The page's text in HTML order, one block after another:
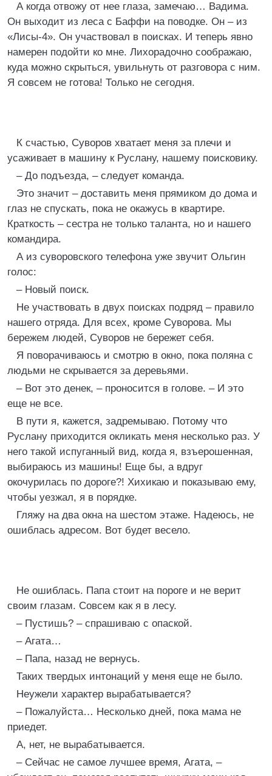
А когда отвожу от нее глаза, замечаю… Вадима.
Он выходит из леса с Баффи на поводке. Он – из
«Лисы-4». Он участвовал в поисках. И теперь явно
намерен подойти ко мне. Лихорадочно соображаю,
куда можно скрыться, увильнуть от разговора с ним.
Я совсем не готова! Только не сегодня.
К счастью, Суворов хватает меня за плечи и
усаживает в машину к Руслану, нашему поисковику.
– До подъезда, – следует команда.
Это значит – доставить меня прямиком до дома и
глаз не спускать, пока не окажусь в квартире.
Краткость – сестра не только таланта, но и нашего
командира.
А из суворовского телефона уже звучит Ольгин
голос:
– Новый поиск.
Не участвовать в двух поисках подряд – правило
нашего отряда. Для всех, кроме Суворова. Мы
бережем людей, Суворов не бережет себя.
Я поворачиваюсь и смотрю в окно, пока поляна с
людьми не скрывается за деревьями.
– Вот это денек, – проносится в голове. – И это
еще не все.
В пути я, кажется, задремываю. Потому что
Руслану приходится окликать меня несколько раз. У
него такой испуганный вид, когда я, взъерошенная,
выбираюсь из машины! Еще бы, а вдруг
окочурилась по дороге?! Хихикаю и показываю ему,
чтобы уезжал, я в порядке.
Гляжу на два окна на шестом этаже. Надеюсь, не
ошиблась адресом. Вот будет весело.
Не ошиблась. Папа стоит на пороге и не верит
своим глазам. Совсем как я в лесу.
– Пустишь? – спрашиваю с опаской.
– Агата…
– Папа, назад не вернусь.
Таких твердых интонаций у меня еще не было.
Неужели характер вырабатывается?
– Пожалуйста… Несколько дней, пока мама не
приедет.
А, нет, не вырабатывается.
– Сейчас не самое лучшее время, Агата, –